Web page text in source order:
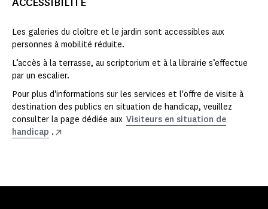
Les galeries du cloître et le jardin sont accessibles aux
personnes à mobilité réduite.
L’accès à la terrasse, au scriptorium et à la librairie s’effectue
par un escalier.
Pour plus d'informations sur les services et l'offre de visite à
destination des publics en situation de handicap, veuillez
consulter la page dédiée aux Visiteurs en situation de
handicap .